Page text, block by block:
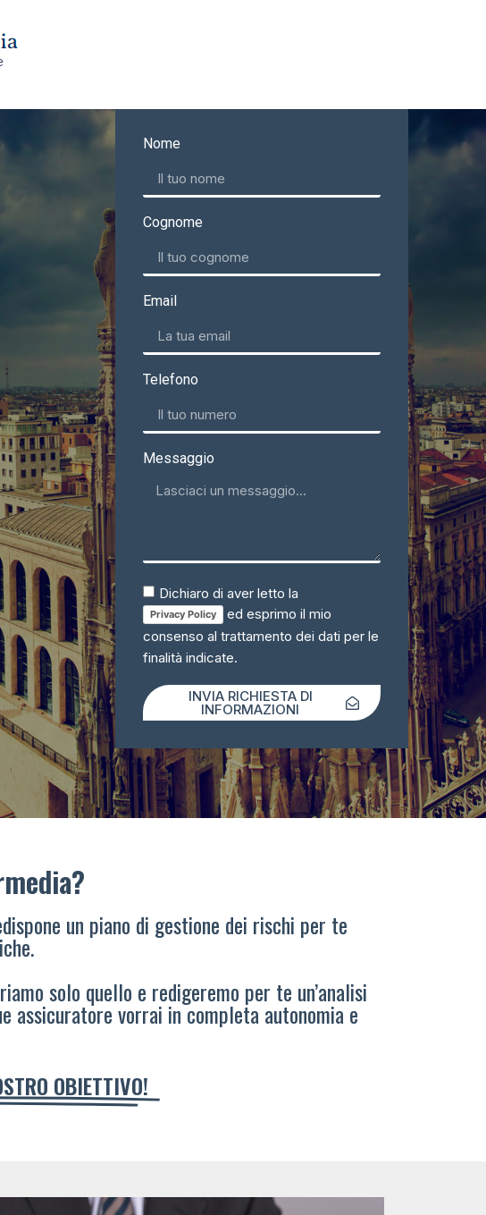
Nome
Cognome
Email
Telefono
Messaggio
Dichiaro di aver letto la
Privacy Policy
ed esprimo il mio
consenso al trattamento dei dati per le
finalità indicate.
INVIA RICHIESTA DI
INFORMAZIONI
un piano di gestione dei rischi per te
solo quello e redigeremo per te un’analisi
assicuratore vorrai in completa autonomia e
OBIETTIVO!